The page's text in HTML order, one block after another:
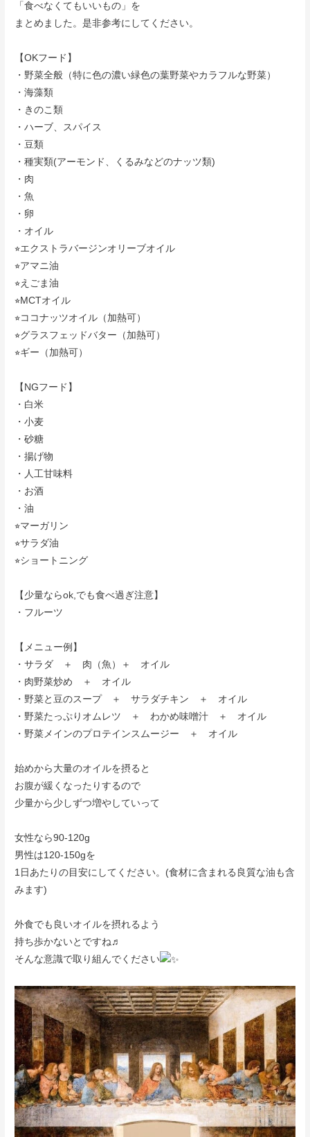
「食べなくてもいいもの」を
まとめました。是非参考にしてください。
【OKフード】
・野菜全般（特に色の濃い緑色の葉野菜やカラフルな野菜）
・海藻類
・きのこ類
・ハーブ、スパイス
・豆類
・種実類(アーモンド、くるみなどのナッツ類)
・肉
・魚
・卵
・オイル
⭐︎エクストラバージンオリーブオイル
⭐︎アマニ油
⭐︎えごま油
⭐︎MCTオイル
⭐︎ココナッツオイル（加熱可）
⭐︎グラスフェッドバター（加熱可）
⭐︎ギー（加熱可）
【NGフード】
・白米
・小麦
・砂糖
・揚げ物
・人工甘味料
・お酒
・油
⭐︎マーガリン
⭐︎サラダ油
⭐︎ショートニング
【少量ならok,でも食べ過ぎ注意】
・フルーツ
【メニュー例】
・サラダ ＋ 肉（魚）＋ オイル
・肉野菜炒め ＋ オイル
・野菜と豆のスープ ＋ サラダチキン
＋ オイル
・野菜たっぷりオムレツ ＋ わかめ味噌汁
＋ オイル
・野菜メインのプロテインスムージー
＋ オイル
始めから大量のオイルを摂ると
お腹が緩くなったりするので
少量から少しずつ増やしていって
女性なら90-120g
男性は120-150gを
1日あたりの目安にしてください。(食材に含まれる良質な油も含
みます)
外食でも良いオイルを摂れるよう
持ち歩かないとですね♬
そんな意識で取り組んでください